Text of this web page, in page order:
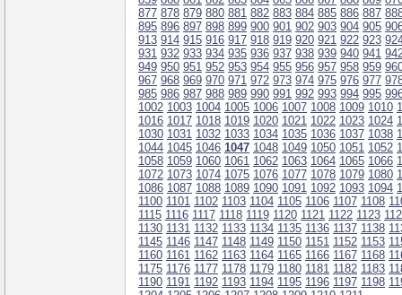
877 878 879 880 881 882 883 884 885 886 887
895 896 897 898 899 900 901 902 903 904 905
913 914 915 916 917 918 919 920 921 922 923
931 932 933 934 935 936 937 938 939 940 941
949 950 951 952 953 954 955 956 957 958 959
967 968 969 970 971 972 973 974 975 976 977
985 986 987 988 989 990 991 992 993 994 995
1002 1003 1004 1005 1006 1007 1008 1009 1010
1016 1017 1018 1019 1020 1021 1022 1023 1024
1030 1031 1032 1033 1034 1035 1036 1037 1038
1044 1045 1046 1047 1048 1049 1050 1051 1052
1058 1059 1060 1061 1062 1063 1064 1065 1066
1072 1073 1074 1075 1076 1077 1078 1079 1080
1086 1087 1088 1089 1090 1091 1092 1093 1094
1100 1101 1102 1103 1104 1105 1106 1107 1108
1115 1116 1117 1118 1119 1120 1121 1122 1123
1130 1131 1132 1133 1134 1135 1136 1137 1138
1145 1146 1147 1148 1149 1150 1151 1152 1153
1160 1161 1162 1163 1164 1165 1166 1167 1168
1175 1176 1177 1178 1179 1180 1181 1182 1183
1190 1191 1192 1193 1194 1195 1196 1197 1198